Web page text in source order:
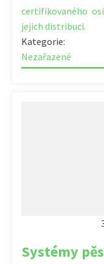
certifikovaného
jejich distribuci.
Kategorie:
Nezařazené
Systémy